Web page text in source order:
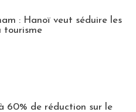
: Hanoï veut séduire les
tourisme
60% de réduction sur le